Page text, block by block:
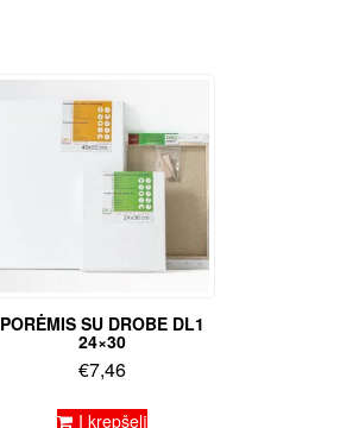
PORĖMIS SU DROBE DL1
24×30
€7,46
Į krepšelį